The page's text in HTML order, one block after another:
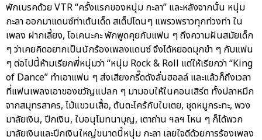
พักเบรคด้วย VTR “ครั้งแรกของหนุ่ม กะลา” และหลังจากนั้น หนุ่ม
กะลา ออกมาแดนซ์ท่าเต้นเด็ด สเต็ปโดนๆ แพรวพราวทุกท่วงท่า ใน
เพลง ฝากเลี้ยง, โอเคนะคะ พักพูดคุยกับแฟน ๆ ถึงความฝันสมัยเด็ก
ๆ ว่าเคยคิดอยากเป็นนักร้องเพลงแดนซ์ จึงได้หยอดมุกขำ ๆ กับแฟน
ๆ ต่อไปนี้ห้ามเรียกพี่หนุ่มว่า “หนุ่ม Rock & Roll แต่ให้เรียกว่า “King
of Dance” ทำเอาแฟน ๆ ส่งเสียงกรี๊ดดังลั่นฮอลล์ และแล้วก็ถึงเวลา
ที่แฟนเพลงเอาของขวัญแปลก ๆ มามอบให้ในคอนเสิร์ต ทั้งปลาหมึก
จากสมุทรสาคร, ไม้แขวนเสื้อ, ต้นตะไคร้กับใบเตย, ชุดหมูกระทะ, พวง
มาลัยเงิน, ปีกเงิน, ใบอนุโมทนาบุญ, เตาถ่าน ฯลฯ ไหน ๆ ก็ได้พวก
มาลัยเงินและปีกเงินใหญ่ขนาดนี้หนุ่ม กะลา เลยใจดีด้วยการร้องเพลง